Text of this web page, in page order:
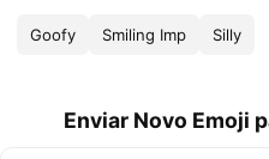
Goofy Smiling Imp Silly
Enviar Novo Emoji